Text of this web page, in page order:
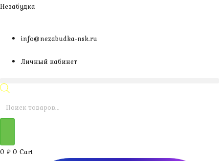
Перейти
Незабудка
info@nezabudka-nsk.ru
Личный кабинет
Поиск
0 ₽ 0 Cart